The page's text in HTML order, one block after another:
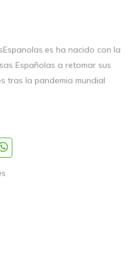
ha nacido con la
Españolas a retomar sus
tras la pandemia mundial